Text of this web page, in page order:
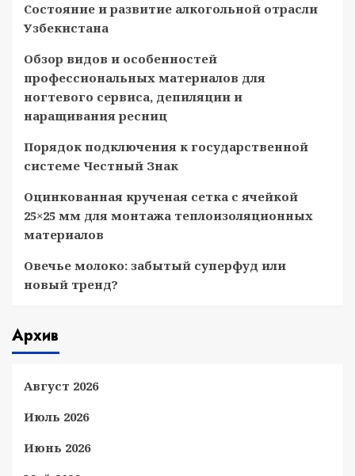
Состояние и развитие алкогольной отрасли
Узбекистана
Обзор видов и особенностей
профессиональных материалов для
ногтевого сервиса, депиляции и
наращивания ресниц
Порядок подключения к государственной
системе Честный Знак
Оцинкованная крученая сетка с ячейкой
25×25 мм для монтажа теплоизоляционных
материалов
Овечье молоко: забытый суперфуд или
новый тренд?
Архив
Август 2026
Июль 2026
Июнь 2026